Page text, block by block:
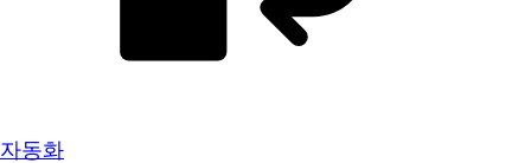
자동화